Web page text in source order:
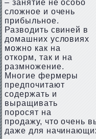
– занятие не особо
сложное и очень
прибыльное.
Разводить свиней в
домашних условиях
можно как на
откорм, так и на
размножение.
Многие фермеры
предпочитают
содержать и
выращивать
поросят на
продажу, что очень
даже для